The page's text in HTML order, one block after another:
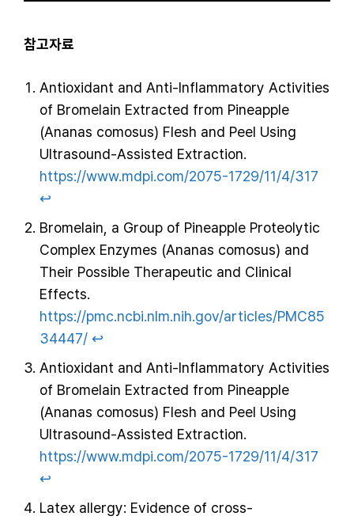
참고자료
Antioxidant and Anti-Inflammatory Activities
of Bromelain Extracted from Pineapple
(Ananas comosus) Flesh and Peel Using
Ultrasound-Assisted Extraction.
https://www.mdpi.com/2075-1729/11/4/317
↩︎
Bromelain, a Group of Pineapple Proteolytic
Complex Enzymes (Ananas comosus) and
Their Possible Therapeutic and Clinical
Effects.
https://pmc.ncbi.nlm.nih.gov/articles/PMC85
34447/ ↩︎
Antioxidant and Anti-Inflammatory Activities
of Bromelain Extracted from Pineapple
(Ananas comosus) Flesh and Peel Using
Ultrasound-Assisted Extraction.
https://www.mdpi.com/2075-1729/11/4/317
↩︎
Latex allergy: Evidence of cross-